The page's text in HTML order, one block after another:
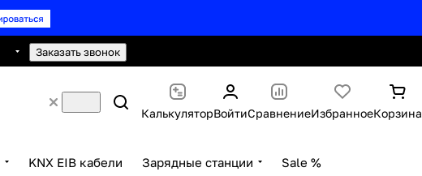
Заказать звонок
КалькуляторВойтиСравнениеИзбранноеКорзина
KNX EIB кабели Зарядные станции Sale %